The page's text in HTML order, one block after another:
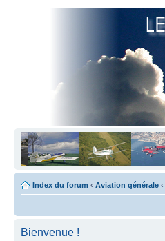
Index du forum ‹ Aviation générale ‹
Bienvenue !